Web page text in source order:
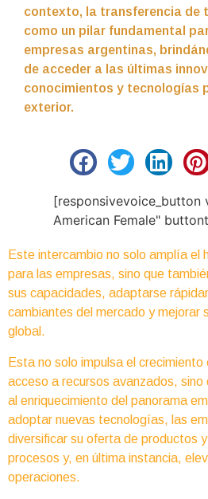
contexto, la transferencia de
como un pilar fundamental
empresas argentinas,
de acceder a las últimas
conocimientos y tecnologías
exterior.
[responsivevoice_button
American Female"
Este intercambio no solo amplía el
para las empresas, sino que
sus capacidades, adaptarse
cambiantes del mercado y mejorar
global.
Esta no solo impulsa el crecimiento
acceso a recursos avanzados,
al enriquecimiento del panorama
adoptar nuevas tecnologías, las
diversificar su oferta de productos
procesos y, en última instancia,
operaciones.